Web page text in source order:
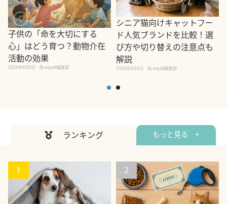
子供の「命を大切にする
心」はどう育つ？動物介在
活動の効果
2026年8月5日 By equall編集部
シニア猫向けキャットフー
ド人気ブランドを比較！選
び方や切り替えの注意点も
解説
2026年8月4日 By equall編集部
ランキング もっと見る +
1 2